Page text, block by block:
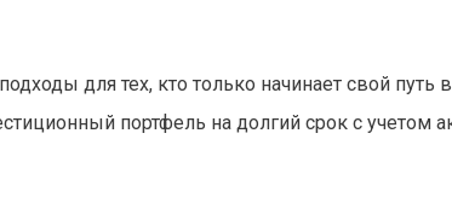
для тех, кто только начинает свой путь
портфель на долгий срок с учетом